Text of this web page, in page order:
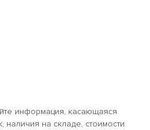
информация, касающаяся
наличия на складе, стоимости